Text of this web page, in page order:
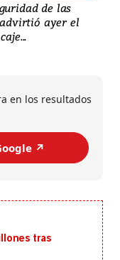
de las
ayer el
en los resultados
↗️
tras